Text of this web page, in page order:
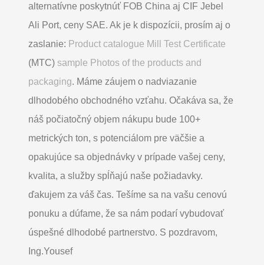
alternatívne poskytnúť FOB China aj CIF Jebel
Ali Port, ceny SAE. Ak je k dispozícii, prosím aj o
zaslanie: Product catalogue Mill Test Certificate
(MTC) sample Photos of the products and
packaging. Máme záujem o nadviazanie
dlhodobého obchodného vzťahu. Očakáva sa, že
náš počiatočný objem nákupu bude 100+
metrických ton, s potenciálom pre väčšie a
opakujúce sa objednávky v prípade vašej ceny,
kvalita, a služby spĺňajú naše požiadavky.
ďakujem za váš čas. Tešíme sa na vašu cenovú
ponuku a dúfame, že sa nám podarí vybudovať
úspešné dlhodobé partnerstvo. S pozdravom,
Ing.Yousef